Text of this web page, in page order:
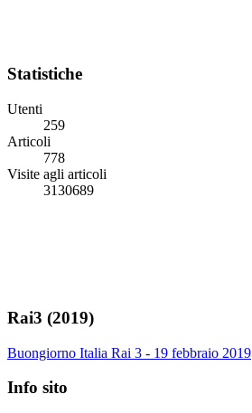
Statistiche
Utenti
259
Articoli
778
Visite agli articoli
3130689
Rai3 (2019)
Buongiorno Italia Rai 3 - 19 febbraio 2019
Info sito